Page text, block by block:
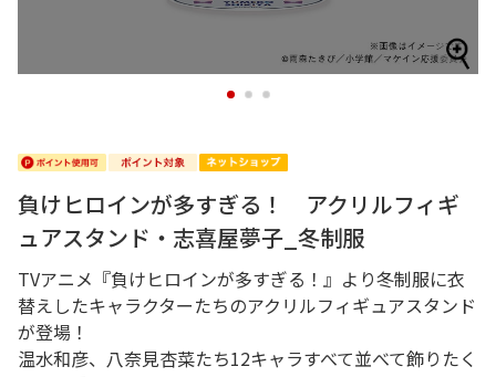
1 2 3
負けヒロインが多すぎる！ アクリルフィギ
ュアスタンド・志喜屋夢子_冬制服
TVアニメ『負けヒロインが多すぎる！』より冬制服に衣
替えしたキャラクターたちのアクリルフィギュアスタンド
が登場！
温水和彦、八奈見杏菜たち12キャラすべて並べて飾りたく